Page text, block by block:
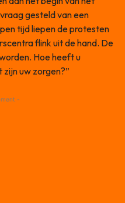
gesteld van een
tijd liepen de protesten
flink uit de hand. De
Hoe heeft u
uw zorgen?”
-